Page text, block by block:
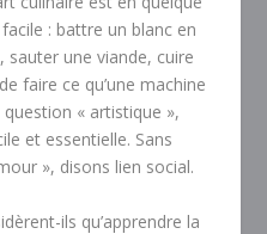
: battre un blanc en
sauter une viande, cuire
faire ce qu’une machine
question « artistique »,
et essentielle. Sans
», disons lien social.
ils qu’apprendre la